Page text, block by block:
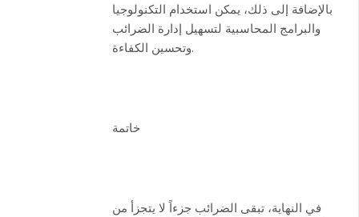
بالإضافة إلى ذلك، يمكن استخدام التكنولوجيا
والبرامج المحاسبية لتسهيل إدارة الضرائب
وتحسين الكفاءة.
خاتمة
في النهاية، تبقى الضرائب جزءاً لا يتجزأ من